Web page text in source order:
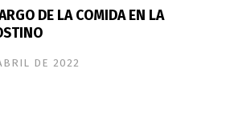
DE LA COMIDA EN LA
DE 2022